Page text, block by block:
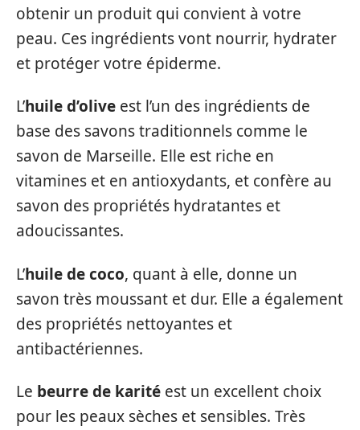
obtenir un produit qui convient à votre
peau. Ces ingrédients vont nourrir, hydrater
et protéger votre épiderme.
L’huile d’olive est l’un des ingrédients de
base des savons traditionnels comme le
savon de Marseille. Elle est riche en
vitamines et en antioxydants, et confère au
savon des propriétés hydratantes et
adoucissantes.
L’huile de coco, quant à elle, donne un
savon très moussant et dur. Elle a également
des propriétés nettoyantes et
antibactériennes.
Le beurre de karité est un excellent choix
pour les peaux sèches et sensibles. Très